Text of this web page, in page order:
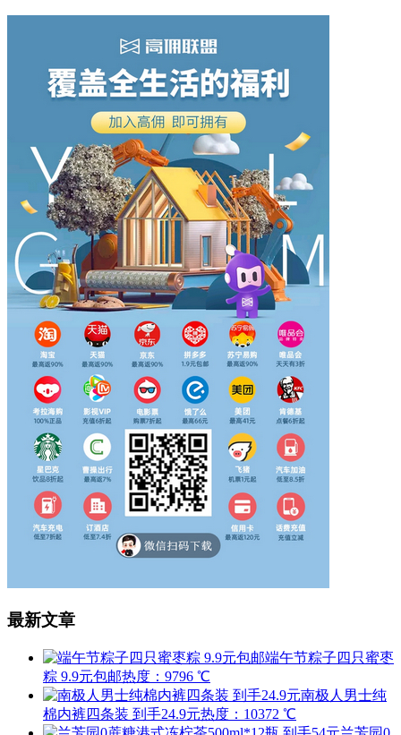
最新文章
端午节粽子四只蜜枣
粽 9.9元包邮热度：9796 ℃
南极人男士纯
棉内裤四条装 到手24.9元热度：10372 ℃